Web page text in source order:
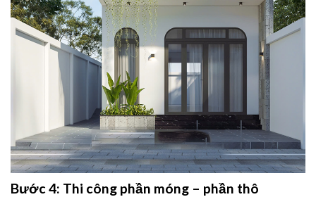
Bước 4: Thi công phần móng – phần thô